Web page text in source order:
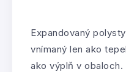
Expandovaný
vnímaný len ako
ako výplň v